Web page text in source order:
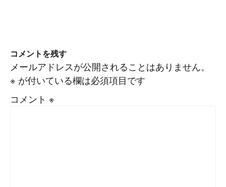
コメントを残す
メールアドレスが公開されることはありません。
※ が付いている欄は必須項目です
コメント ※